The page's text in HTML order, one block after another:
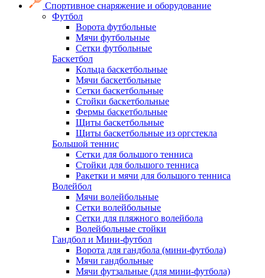
Спортивное снаряжение и оборудование
Футбол
Ворота футбольные
Мячи футбольные
Сетки футбольные
Баскетбол
Кольца баскетбольные
Мячи баскетбольные
Сетки баскетбольные
Стойки баскетбольные
Фермы баскетбольные
Щиты баскетбольные
Щиты баскетбольные из оргстекла
Большой теннис
Сетки для большого тенниса
Стойки для большого тенниса
Ракетки и мячи для большого тенниса
Волейбол
Мячи волейбольные
Сетки волейбольные
Сетки для пляжного волейбола
Волейбольные стойки
Гандбол и Мини-футбол
Ворота для гандбола (мини-футбола)
Мячи гандбольные
Мячи футзальные (для мини-футбола)